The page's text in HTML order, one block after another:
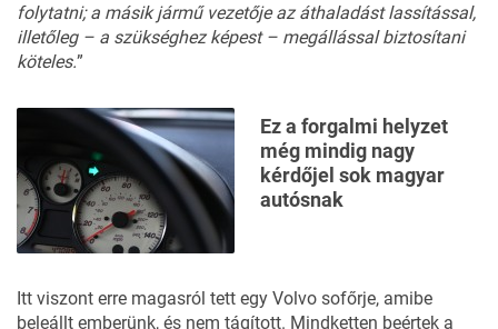
folytatni; a másik jármű vezetője az áthaladást lassítással,
illetőleg – a szükséghez képest – megállással biztosítani
köteles.”
Ez a forgalmi helyzet
még mindig nagy
kérdőjel sok magyar
autósnak
Itt viszont erre magasról tett egy Volvo sofőrje, amibe
beleállt emberünk, és nem tágított. Mindketten beértek a